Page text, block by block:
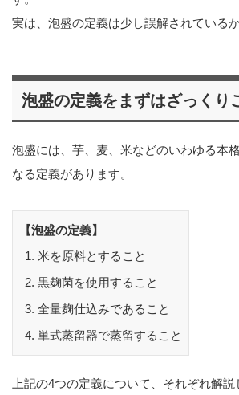
実は、泡盛の定義は少し誤解されている
泡盛の定義をまずはざっくり
泡盛には、芋、麦、米などのいわゆる本
なる定義があります。
【泡盛の定義】
米を原料とすること
黒麹菌を使用すること
全量麹仕込みであること
単式蒸留器で蒸留すること
上記の4つの定義について、それぞれ解説